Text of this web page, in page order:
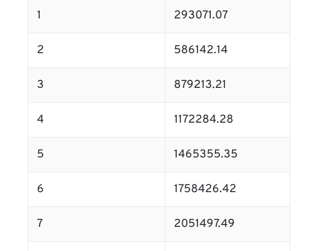
1 293071.07
2 586142.14
3 879213.21
4 1172284.28
5 1465355.35
6 1758426.42
7 2051497.49